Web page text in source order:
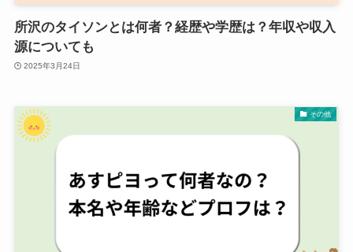
所沢のタイソンとは何者？経歴や学歴は？年収や収入
源についても
2025年3月24日
その他